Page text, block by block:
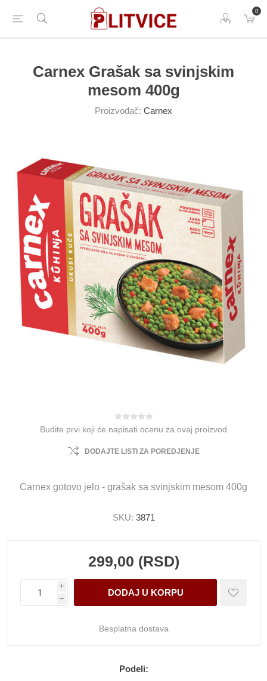
0
Carnex Grašak sa svinjskim
mesom 400g
Proizvođač: Carnex
Budite prvi koji će napisati ocenu za ovaj proizvod
DODAJTE LISTI ZA POREDJENJE
Carnex gotovo jelo - grašak sa svinjskim mesom 400g
SKU: 3871
299,00 (RSD)
i
h
Besplatna dostava
Podeli: